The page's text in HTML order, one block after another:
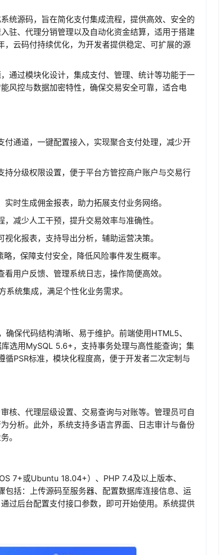
统源码，旨在简化支付集成流程，提供高效、安全的
驻、代理分销管理以及自动化资金结算，适用于搭建
云码付持续优化，为开发者提供稳定、可扩展的源
通过模块化设计，集成支付、管理、统计等功能于一
风控与数据加密特性，确保交易安全可靠，适合电
付通道，一键配置接入，实现聚合支付处理，减少开
持分级权限设置，便于平台方管控商户账户与交易行
时生成佣金报表，助力拓展支付业务网络。
减少人工干预，提升交易效率与准确性。
化报表，支持导出分析，辅助运营决策。
，保障支付安全，降低风险事件发生概率。
用户反馈、管理系统日志，操作简便高效。
系统集成，满足个性化业务需求。
保代码结构清晰、易于维护。前端使用HTML5、
选用MySQL 5.6+，支持事务处理与高性能查询；集
PSR标准，模块化程度高，便于开发者二次定制与
核、代理层级设置、交易查询与对账等。管理员可自
分析。此外，系统支持多语言界面、日志审计与备份
。
7+或Ubuntu 18.04+）、PHP 7.4及以上版本、
括：上传源码至服务器、配置数据库连接信息、运
过后台配置支付接口参数，即可开始使用。系统提供